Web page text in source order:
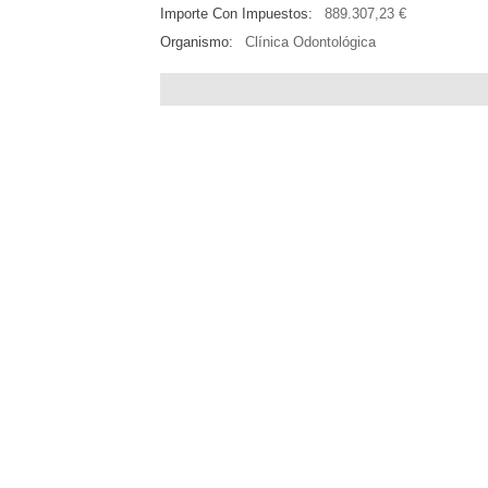
Importe Con Impuestos:
889.307,23 €
Organismo:
Clínica Odontológica